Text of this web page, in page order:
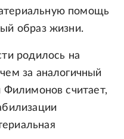
помощь
образ жизни.
родилось на
за аналогичный
Филимонов считает,